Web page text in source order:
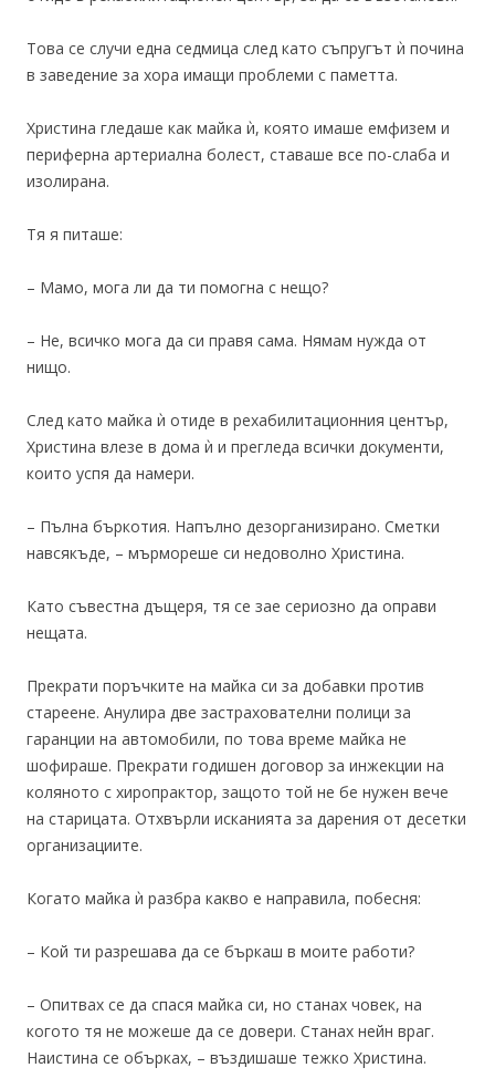
Това се случи една седмица след като съпругът ѝ почина
в заведение за хора имащи проблеми с паметта.
Христина гледаше как майка ѝ, която имаше емфизем и
периферна артериална болест, ставаше все по-слаба и
изолирана.
Тя я питаше:
– Мамо, мога ли да ти помогна с нещо?
– Не, всичко мога да си правя сама. Нямам нужда от
нищо.
След като майка ѝ отиде в рехабилитационния център,
Христина влезе в дома ѝ и прегледа всички документи,
които успя да намери.
– Пълна бъркотия. Напълно дезорганизирано. Сметки
навсякъде, – мърмореше си недоволно Христина.
Като съвестна дъщеря, тя се зае сериозно да оправи
нещата.
Прекрати поръчките на майка си за добавки против
стареене. Анулира две застрахователни полици за
гаранции на автомобили, по това време майка не
шофираше. Прекрати годишен договор за инжекции на
коляното с хиропрактор, защото той не бе нужен вече
на старицата. Отхвърли исканията за дарения от десетки
организациите.
Когато майка ѝ разбра какво е направила, побесня:
– Кой ти разрешава да се бъркаш в моите работи?
– Опитвах се да спася майка си, но станах човек, на
когото тя не можеше да се довери. Станах нейн враг.
Наистина се обърках, – въздишаше тежко Христина.